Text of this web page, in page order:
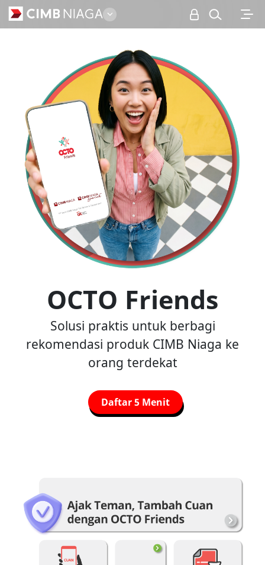
Personal
OCTO Friends
Solusi praktis untuk berbagi
rekomendasi produk CIMB Niaga ke
orang terdekat
Daftar 5 Menit